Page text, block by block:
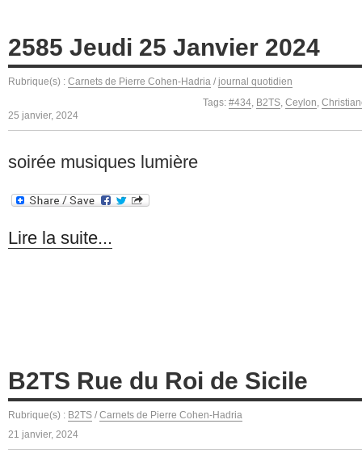
2585 Jeudi 25 Janvier 2024
Rubrique(s) : Carnets de Pierre Cohen-Hadria / journal quotidien
Tags: #434, B2TS, Ceylon,
25 janvier, 2024
soirée musiques lumière
Lire la suite...
B2TS Rue du Roi de Sicile
Rubrique(s) : B2TS / Carnets de Pierre Cohen-Hadria
21 janvier, 2024